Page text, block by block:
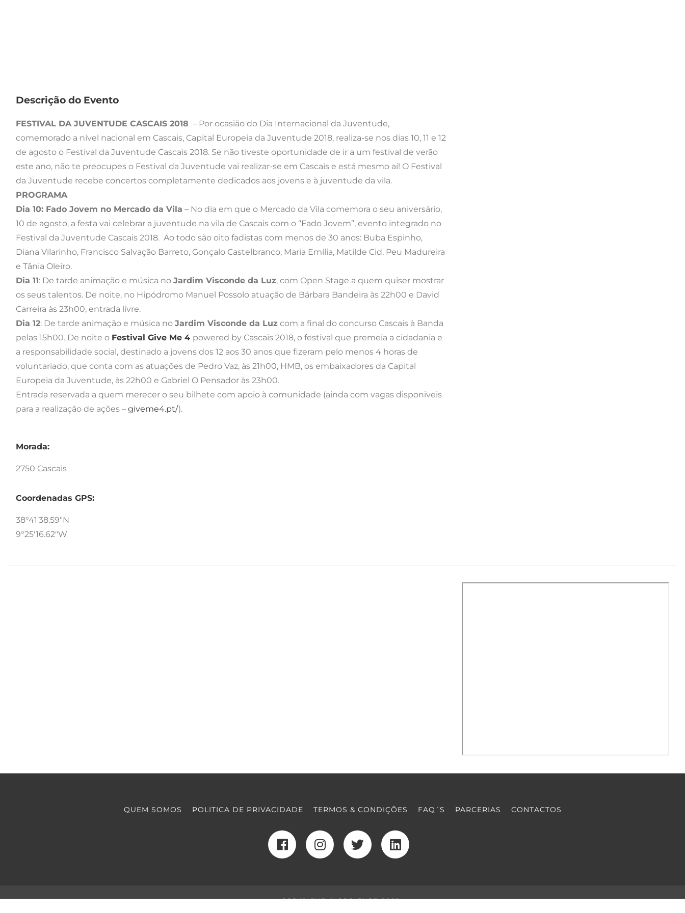
Descrição do Evento
FESTIVAL DA JUVENTUDE CASCAIS 2018 – Por ocasião do Dia Internacional da Juventude,
comemorado a nível nacional em Cascais, Capital Europeia da Juventude 2018, realiza-se nos dias 10, 11 e 12
de agosto o Festival da Juventude Cascais 2018. Se não tiveste oportunidade de ir a um festival de verão
este ano, não te preocupes o Festival da Juventude vai realizar-se em Cascais e está mesmo aí! O Festival
da Juventude recebe concertos completamente dedicados aos jovens e à juventude da vila.
PROGRAMA
Dia 10: Fado Jovem no Mercado da Vila – No dia em que o Mercado da Vila comemora o seu aniversário,
10 de agosto, a festa vai celebrar a juventude na vila de Cascais com o “Fado Jovem”, evento integrado no
Festival da Juventude Cascais 2018. Ao todo são oito fadistas com menos de 30 anos: Buba Espinho,
Diana Vilarinho, Francisco Salvação Barreto, Gonçalo Castelbranco, Maria Emília, Matilde Cid, Peu Madureira
e Tânia Oleiro.
Dia 11: De tarde animação e música no Jardim Visconde da Luz, com Open Stage a quem quiser mostrar
os seus talentos. De noite, no Hipódromo Manuel Possolo atuação de Bárbara Bandeira às 22h00 e David
Carreira às 23h00, entrada livre.
Dia 12: De tarde animação e música no Jardim Visconde da Luz com a final do concurso Cascais à Banda
pelas 15h00. De noite o Festival Give Me 4 powered by Cascais 2018, o festival que premeia a cidadania e
a responsabilidade social, destinado a jovens dos 12 aos 30 anos que fizeram pelo menos 4 horas de
voluntariado, que conta com as atuações de Pedro Vaz, às 21h00, HMB, os embaixadores da Capital
Europeia da Juventude, às 22h00 e Gabriel O Pensador às 23h00.
Entrada reservada a quem merecer o seu bilhete com apoio à comunidade (ainda com vagas disponiveis
para a realização de ações – giveme4.pt/).
Morada:
2750 Cascais
Coordenadas GPS:
38°41'38.59"N
9°25'16.62"W
QUEM SOMOS POLITICA DE PRIVACIDADE TERMOS & CONDIÇÕES FAQ´S PARCERIAS CONTACTOS
COPYRIGHT © COOLTURE 2022